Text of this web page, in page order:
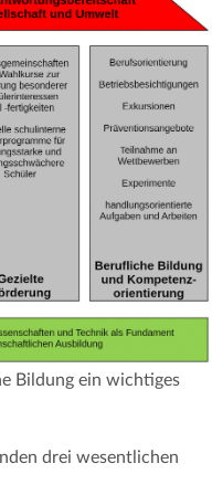
Bildung ein wichtiges
drei wesentlichen